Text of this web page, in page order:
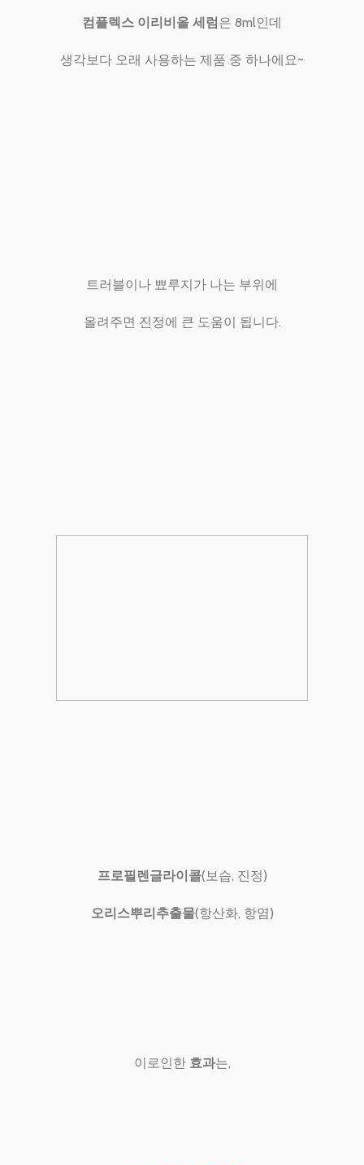
컴플렉스 이리비올 세럼은 8ml인데
생각보다 오래 사용하는 제품 중 하나에요~
트러블이나 뾰루지가 나는 부위에
올려주면 진정에 큰 도움이 됩니다.
프로필렌글라이콜(보습, 진정)
오리스뿌리추출물(항산화, 항염)
이로인한 효과는,